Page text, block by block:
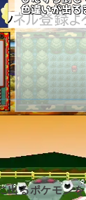
出るポケモンを